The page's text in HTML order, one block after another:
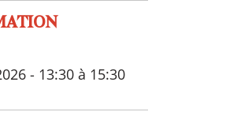
- 13:30 à 15:30